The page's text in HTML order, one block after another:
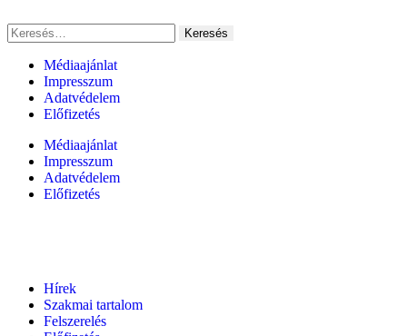
Médiaajánlat
Impresszum
Adatvédelem
Előfizetés
Médiaajánlat
Impresszum
Adatvédelem
Előfizetés
Hírek
Szakmai tartalom
Felszerelés